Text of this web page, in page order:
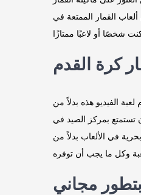
كرة القدم
الفيديو هذه بدلاً من
تستمتع بمركز الصيد في
استخدامها للاختيار بحرية في الألعاب بدلاً من
مجاني